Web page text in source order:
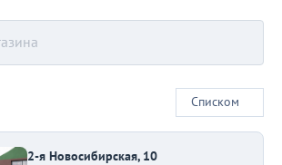
Списком
2-я Новосибирская, 10